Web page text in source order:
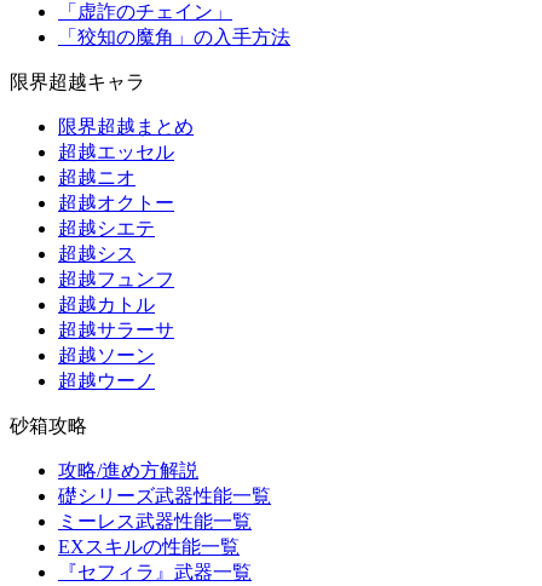
「虚詐のチェイン」
「狡知の魔角」の入手方法
限界超越キャラ
限界超越まとめ
超越エッセル
超越ニオ
超越オクトー
超越シエテ
超越シス
超越フュンフ
超越カトル
超越サラーサ
超越ソーン
超越ウーノ
砂箱攻略
攻略/進め方解説
礎シリーズ武器性能一覧
ミーレス武器性能一覧
EXスキルの性能一覧
『セフィラ』武器一覧